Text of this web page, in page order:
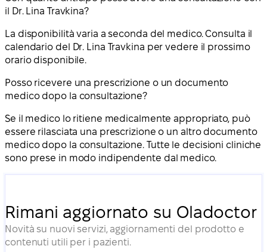
il Dr. Lina Travkina?
La disponibilità varia a seconda del medico. Consulta il
calendario del Dr. Lina Travkina per vedere il prossimo
orario disponibile.
Posso ricevere una prescrizione o un documento
medico dopo la consultazione?
Se il medico lo ritiene medicalmente appropriato, può
essere rilasciata una prescrizione o un altro documento
medico dopo la consultazione. Tutte le decisioni cliniche
sono prese in modo indipendente dal medico.
Rimani aggiornato su Oladoctor
Novità su nuovi servizi, aggiornamenti del prodotto e
contenuti utili per i pazienti.